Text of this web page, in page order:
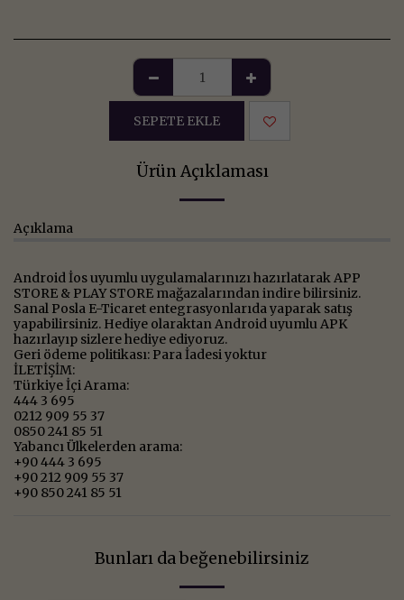
SEPETE EKLE
Ürün Açıklaması
Açıklama
Android İos uyumlu uygulamalarınızı hazırlatarak APP
STORE & PLAY STORE mağazalarından indire bilirsiniz.
Sanal Posla E-Ticaret entegrasyonlarıda yaparak satış
yapabilirsiniz. Hediye olaraktan Android uyumlu APK
hazırlayıp sizlere hediye ediyoruz.
Geri ödeme politikası: Para İadesi yoktur
İLETİŞİM:
Türkiye İçi Arama:
444 3 695
0212 909 55 37
0850 241 85 51
Yabancı Ülkelerden arama:
+90 444 3 695
+90 212 909 55 37
+90 850 241 85 51
Bunları da beğenebilirsiniz